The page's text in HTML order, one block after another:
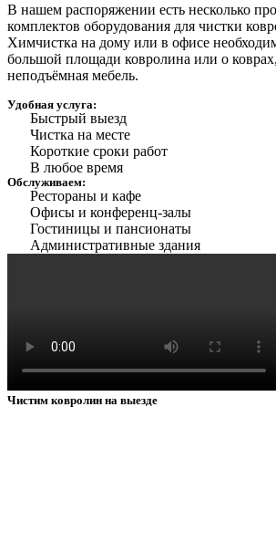
В нашем распоряжении есть несколько
комплектов оборудования для чистки
Химчистка на дому или в офисе
большой площади ковролина или о
неподъёмная мебель.
Удобная услуга:
Быстрый выезд
Чистка на месте
Короткие сроки работ
В любое время
Обслуживаем:
Рестораны и кафе
Офисы и конференц-залы
Гостиницы и пансионаты
Административные здания
Чистим ковролин на выезде